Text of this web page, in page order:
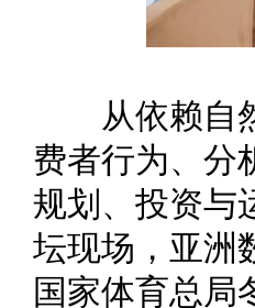
从依赖自然
费者行为、分
规划、投资与
坛现场，亚洲
国家体育总局